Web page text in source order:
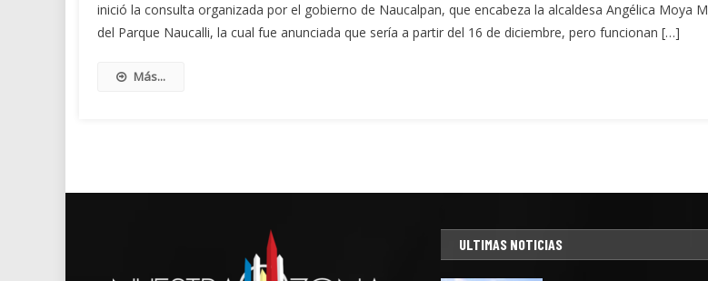
inició la consulta organizada por el gobierno de Naucalpan, que encabeza la alcaldesa Angélica Moya
del Parque Naucalli, la cual fue anunciada que sería a partir del 16 de diciembre, pero funcionan […]
Más...
ULTIMAS NOTICIAS